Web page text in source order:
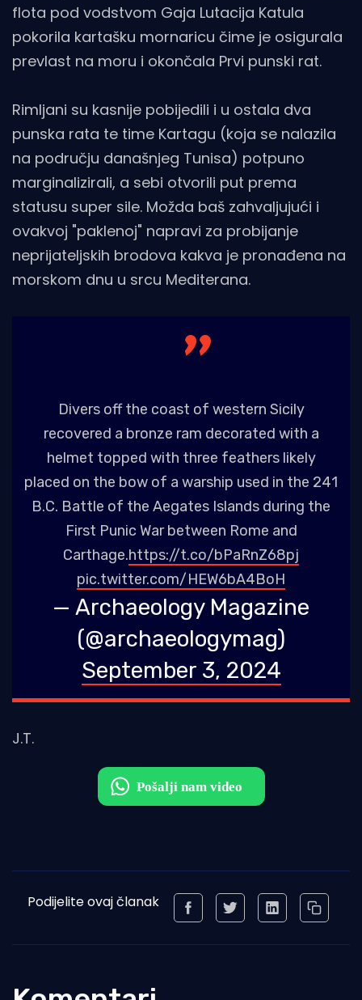
flota pod vodstvom Gaja Lutacija Katula
pokorila kartašku mornaricu čime je osigurala
prevlast na moru i okončala Prvi punski rat.
Rimljani su kasnije pobijedili i u ostala dva
punska rata te time Kartagu (koja se nalazila
na području današnjeg Tunisa) potpuno
marginalizirali, a sebi otvorili put prema
statusu super sile. Možda baš zahvaljujući i
ovakvoj "paklenoj" napravi za probijanje
neprijateljskih brodova kakva je pronađena na
morskom dnu u srcu Mediterana.
Divers off the coast of western Sicily
recovered a bronze ram decorated with a
helmet topped with three feathers likely
placed on the bow of a warship used in the 241
B.C. Battle of the Aegates Islands during the
First Punic War between Rome and
Carthage.https://t.co/bPaRnZ68pj
pic.twitter.com/HEW6bA4BoH
— Archaeology Magazine
(@archaeologymag)
September 3, 2024
J.T.
Podijelite ovaj članak